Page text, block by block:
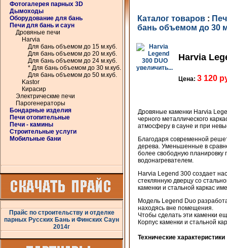
Фотогалерея парных 3D
Дымоходы
Оборудование для бань
Печи для бань и саун
Дровяные печи
Harvia
Для бань объемом до 15 м.куб.
Для бань объемом до 20 м.куб.
Для бань объемом до 24 м.куб.
* Для бань объемом до 30 м.куб.
Для бань объемом до 50 м.куб.
Kastor
Кирасир
Электрическме печи
Парогенераторы
Бондарные изделия
Печи отопительные
Печи - камины
Строительные услуги
Мобильные бани
Прайс по строительству и отделке
парных Русских Бань и Финских Саун
2014г
Каталог товаров :
бань объемом до 30
увеличить...
Harvia
Цена: 3 120
Дровяные каменки Harvia
черного металлического
атмосферу в сауне и при
Благодаря современной
дерева. Уменьшенные в
более свободную планировку
водонагревателем.
Harvia Legend 300 создает
стеклянную дверцу со
каменки и стальной каркас
Модель Legend Duo
находясь вне помещения.
Чтобы сделать эти каменки
Корпус каменки и стальной
Технические характеристики